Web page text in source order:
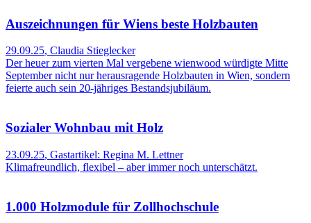
Auszeichnungen für Wiens beste Holzbauten
29.09.25, Claudia Stieglecker
Der heuer zum vierten Mal vergebene wienwood würdigte Mitte
September nicht nur herausragende Holzbauten in Wien, sondern
feierte auch sein 20-jähriges Bestandsjubiläum.
Sozialer Wohnbau mit Holz
23.09.25, Gastartikel: Regina M. Lettner
Klimafreundlich, flexibel – aber immer noch unterschätzt.
1.000 Holzmodule für Zollhochschule